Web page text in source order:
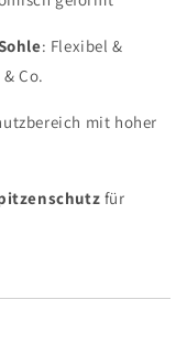
: Flexibel &
Co.
mit hoher
für